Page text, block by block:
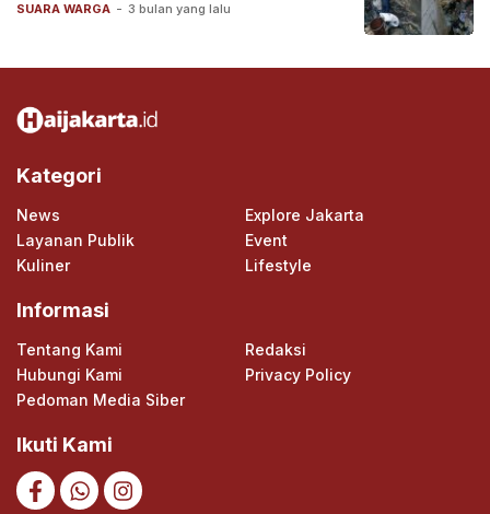
SUARA WARGA - 3 bulan yang lalu
Kategori
News
Explore Jakarta
Layanan Publik
Event
Kuliner
Lifestyle
Informasi
Tentang Kami
Redaksi
Hubungi Kami
Privacy Policy
Pedoman Media Siber
Ikuti Kami